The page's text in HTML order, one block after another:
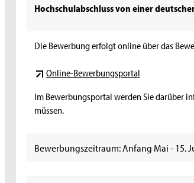
Hochschulabschluss von einer
Die Bewerbung erfolgt online über das
Online-Bewerbungsportal
Im Bewerbungsportal werden Sie darüber
müssen.
Bewerbungszeitraum: Anfang Mai - 15.